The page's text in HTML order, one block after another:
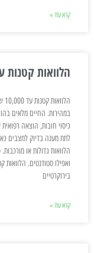
קרא עוד »
הלוואות קטנות עד
במהירות. החיים מלאים
כיסוי חובות, הוצאה
לתת מענה בדיוק למצבים
הלוואות גדולות או
ואפילו סטודנטים.
בירוקרטיים
קרא עוד »